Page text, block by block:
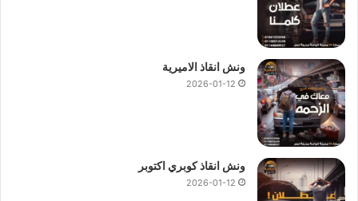
ونش انقاذ الاميرية
2026-01-12
ونش انقاذ كوبري اكتوبر
2026-01-12